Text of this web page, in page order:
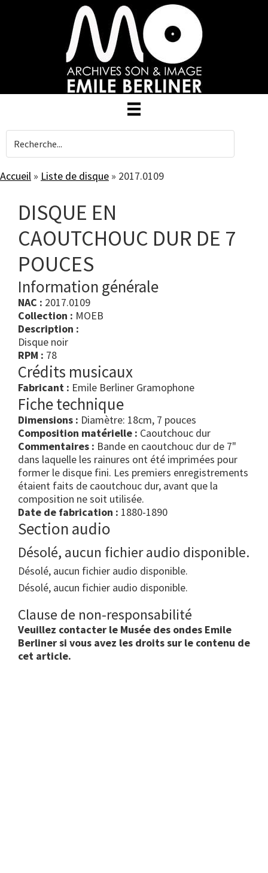
Accueil » Liste de disque » 2017.0109
DISQUE EN
CAOUTCHOUC DUR DE 7
POUCES
Information générale
NAC : 2017.0109
Collection : MOEB
Description :
Disque noir
RPM : 78
Crédits musicaux
Fabricant : Emile Berliner Gramophone
Fiche technique
Dimensions : Diamètre: 18cm, 7 pouces
Composition matérielle : Caoutchouc dur
Commentaires : Bande en caoutchouc dur de 7"
dans laquelle les rainures ont été imprimées pour
former le disque fini. Les premiers enregistrements
étaient faits de caoutchouc dur, avant que la
composition ne soit utilisée.
Date de fabrication : 1880-1890
Section audio
Désolé, aucun fichier audio disponible.
Désolé, aucun fichier audio disponible.
Désolé, aucun fichier audio disponible.
Clause de non-responsabilité
Veuillez contacter le Musée des ondes Emile
Berliner si vous avez les droits sur le contenu de
cet article.